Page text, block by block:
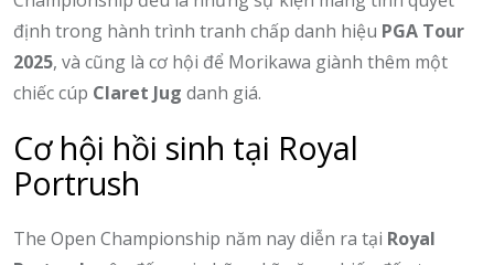
định trong hành trình tranh chấp danh hiệu PGA Tour
2025, và cũng là cơ hội để Morikawa giành thêm một
chiếc cúp Claret Jug danh giá.
Cơ hội hồi sinh tại Royal
Portrush
The Open Championship năm nay diễn ra tại Royal